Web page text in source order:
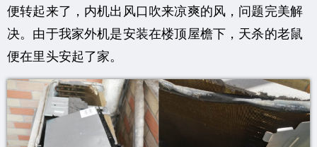
便转起来了，内机出风口吹来凉爽的风，问题完美解
决。由于我家外机是安装在楼顶屋檐下，天杀的老鼠
便在里头安起了家。